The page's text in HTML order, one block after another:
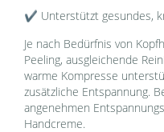
✔ Unterstützt gesundes,
Je nach Bedürfnis von
Peeling, ausgleichende
warme Kompresse
zusätzliche Entspannung.
angenehmen
Handcreme.